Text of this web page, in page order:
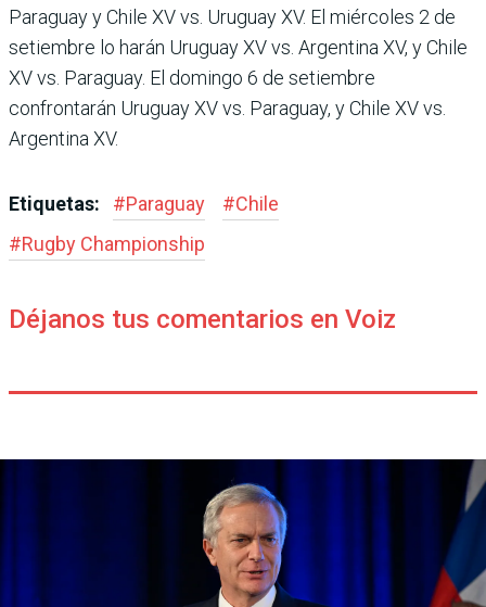
Paraguay y Chile XV vs. Uruguay XV. El miér­coles 2 de
setiembre lo harán Uruguay XV vs. Argentina XV, y Chile
XV vs. Paraguay. El domingo 6 de setiembre
confrontarán Uruguay XV vs. Paraguay, y Chile XV vs.
Argentina XV.
Etiquetas: #Paraguay #Chile
#Rugby Champions­hip
Déjanos tus comentarios en Voiz